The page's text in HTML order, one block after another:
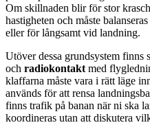
Om skillnaden blir för stor
hastigheten och måste
eller för långsamt vid landning.
Utöver dessa grundsystem finns
och radiokontakt med
klaffarna måste vara i rätt läge
används för att rensa
finns trafik på banan när ni ska
koordineras utan att diskutera